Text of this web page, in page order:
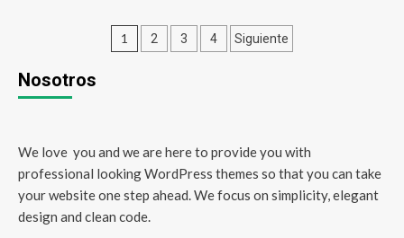
1 2 3 4 Siguiente
Nosotros
We love you and we are here to provide you with
professional looking WordPress themes so that you can take
your website one step ahead. We focus on simplicity, elegant
design and clean code.